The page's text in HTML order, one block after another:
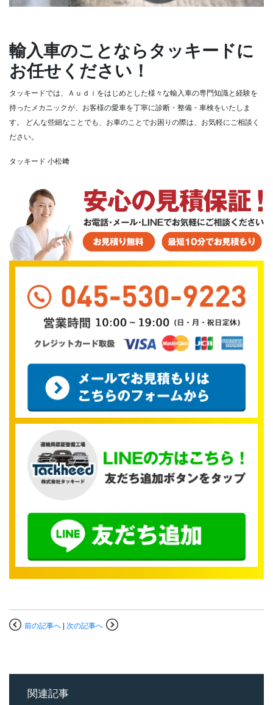
輸入車のことならタッキードに
お任せください！
タッキードでは、Ａｕｄｉをはじめとした様々な輸入車の専門知識と経験を
持ったメカニックが、お客様の愛車を丁寧に診断・整備・車検をいたしま
す。
どんな些細なことでも、お車のことでお困りの際は、お気軽にご相談く
ださい。
タッキード 小松﨑
前の記事へ 次の記事へ
関連記事